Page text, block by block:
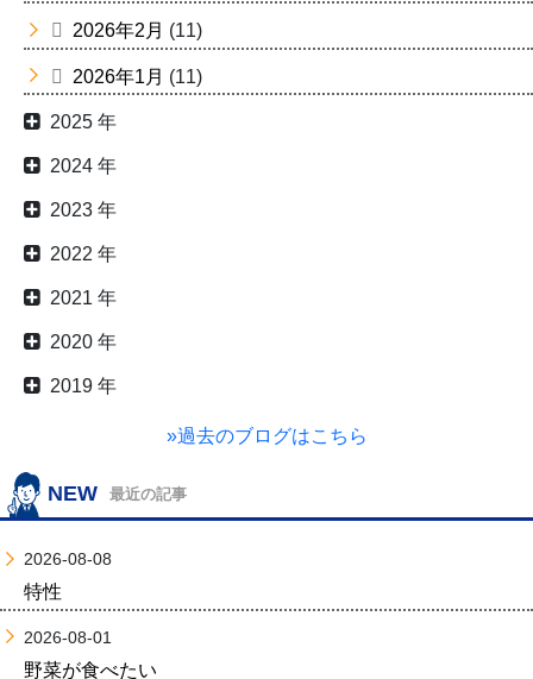
2026年2月 (11)
2026年1月 (11)
2025 年
2024 年
2023 年
2022 年
2021 年
2020 年
2019 年
»過去のブログはこちら
NEW 最近の記事
2026-08-08
特性
2026-08-01
野菜が食べたい